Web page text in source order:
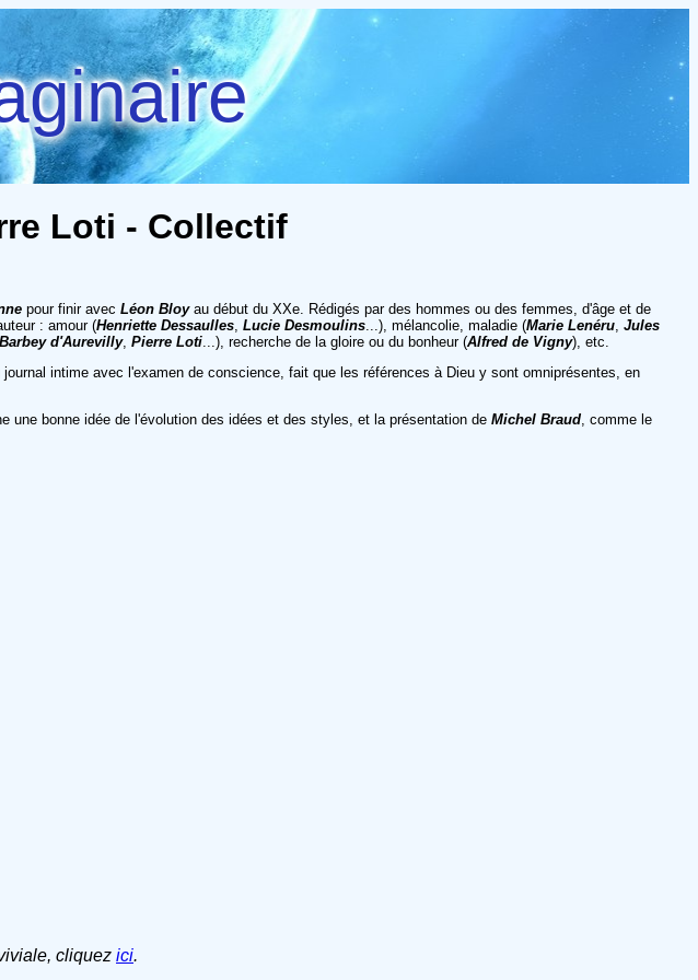
Loti - Collectif
pour finir avec Léon Bloyau début du XXe. Rédigés par des hommes ou des femmes, d'âge et de
: amour (Henriette Dessaulles Lucie Desmoulins ...), mélancolie, maladie (Marie Lenéru Jules
Barbey d'Aurevilly, Pierre Loti ...), recherche de la gloire ou du bonheur (Alfred de Vigny), etc.
intime avec l'examen de conscience, fait que les références à Dieu y sont omniprésentes, en
une bonne idée de l'évolution des idées et des styles, et la présentation de Michel Braud , comme le
cliquez ici.